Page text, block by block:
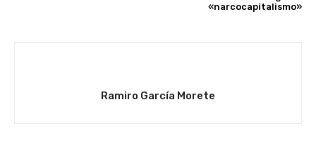
«narcocapitalismo»
Ramiro García Morete